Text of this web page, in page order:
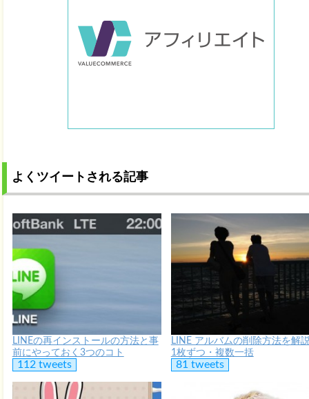
よくツイートされる記事
LINEの再インストールの方法と事
前にやっておく3つのコト
112 tweets
LINE アルバムの削除方法を解
1枚ずつ・複数一括
81 tweets